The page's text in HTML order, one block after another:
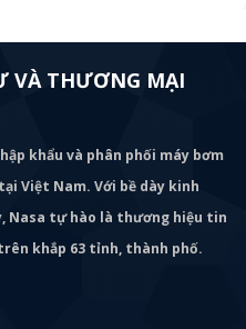
VÀ THƯƠNG MẠI
khẩu và phân phối máy bơm
Việt Nam. Với bề dày kinh
Nasa tự hào là thương hiệu tin
khắp 63 tỉnh, thành phố.